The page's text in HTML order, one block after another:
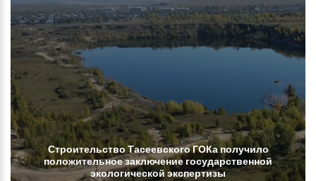
СтроительствоТасеевскогоГОКаполучило
положительноезаключениегосударственной
экологической экспертизы